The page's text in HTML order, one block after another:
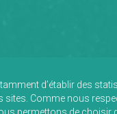
d’établir des
sites. Comme nous